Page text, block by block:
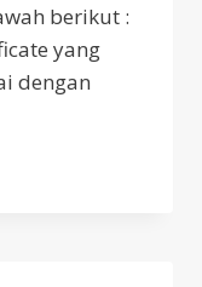
berikut :
yang
dengan